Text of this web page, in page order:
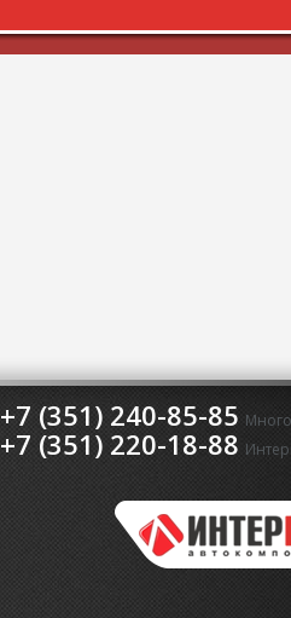
+7 (351) 240-85-85
+7 (351) 220-18-88